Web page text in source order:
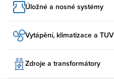
Úložné a nosné systémy
Vytápění, klimatizace a TUV
Zdroje a transformátory